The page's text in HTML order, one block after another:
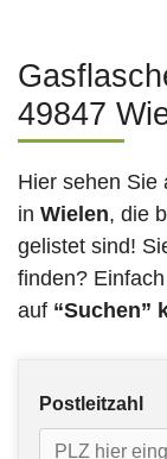
49847
Hier sehen Sie
in Wielen, die
gelistet sind!
finden?
auf “Suchen”
Postleitzahl